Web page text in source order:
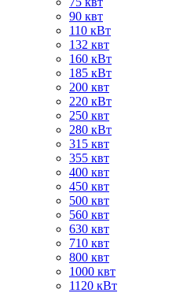
90 квт
110 кВт
132 квт
160 кВт
185 кВт
200 квт
220 кВт
250 квт
280 кВт
315 квт
355 квт
400 квт
450 квт
500 квт
560 квт
630 квт
710 квт
800 квт
1000 квт
1120 кВт